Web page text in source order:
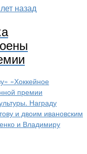
назад
«Хоккейное
премии
Награду
и двоим ивановским
и Владимиру